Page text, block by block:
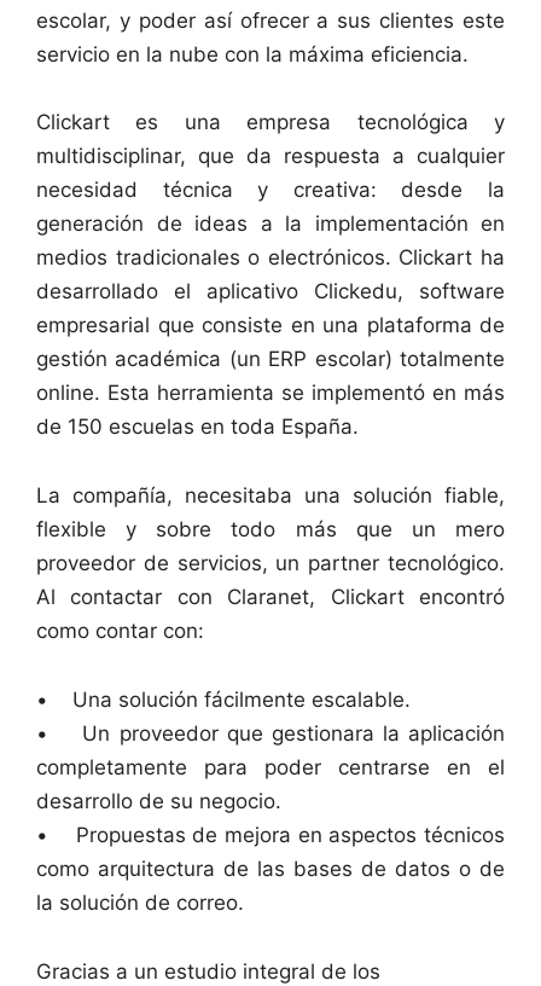
escolar, y poder así ofrecer a sus clientes este
servicio en la nube con la máxima eficiencia.
Clickart es una empresa tecnológica y
multidisciplinar, que da respuesta a cualquier
necesidad técnica y creativa: desde la
generación de ideas a la implementación en
medios tradicionales o electrónicos. Clickart ha
desarrollado el aplicativo Clickedu, software
empresarial que consiste en una plataforma de
gestión académica (un ERP escolar) totalmente
online. Esta herramienta se implementó en más
de 150 escuelas en toda España.
La compañía, necesitaba una solución fiable,
flexible y sobre todo más que un mero
proveedor de servicios, un partner tecnológico.
Al contactar con Claranet, Clickart encontró
como contar con:
• Una solución fácilmente escalable.
• Un proveedor que gestionara la aplicación
completamente para poder centrarse en el
desarrollo de su negocio.
• Propuestas de mejora en aspectos técnicos
como arquitectura de las bases de datos o de
la solución de correo.
Gracias a un estudio integral de los